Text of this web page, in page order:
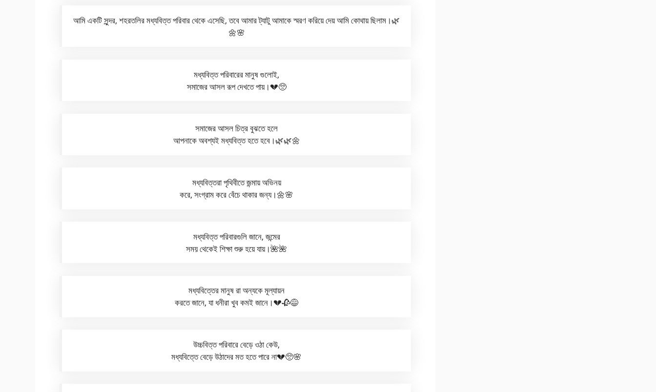
আমি একটি সুন্দর, শহরতলির মধ্যবিত্ত পরিবার থেকে এসেছি, তবে আমার ট্যাটু আমাকে স্মরণ করিয়ে দেয় আমি কোথায় ছিলাম।🌿
🌼🌸
মধ্যবিত্ত পরিবারের মানুষ গুলোই,
সমাজের আসল রূপ দেখতে পায়।💔🥺
সমাজের আসল চিত্র বুঝতে হলে
আপনাকে অবশ্যই মধ্যবিত্ত হতে হবে।🌿🌿🌼
মধ্যবিত্তরা পৃথিবীতে জন্মায় অভিনয়
করে, সংগ্রাম করে বেঁচে থাকার জন্য।🌼🌸
মধ্যবিত্ত পরিবারগুলি জানে, জন্মের
সময় থেকেই শিক্ষা শুরু হয়ে যায়।🌺🌺
মধ্যবিত্তের মানুষ রা অন্যকে মূল্যায়ন
করতে জানে, যা ধনীরা খুব কমই জানে।💔🥀😅
উচ্চবিত্ত পরিবারে বেড়ে ওঠা কেউ,
মধ্যবিত্তে বেড়ে উঠাদের মত হতে পারে না💔🥺🌸